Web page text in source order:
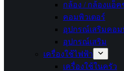
กล้อง / กล้องแอ็
คอมพิวเตอร์
อุปกรณ์เสริมคอม
อุปกรณ์เสริม
เครื่องใช้ไฟฟ้า
เครื่องใช้ในครัว